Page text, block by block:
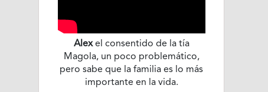
Alexel consentido de la tía
Magola, un poco problemático,
pero sabe que la familia es lo más
importante en la vida.